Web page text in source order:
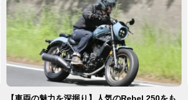
【車両の魅力を深掘り】人気のRebel 250をも